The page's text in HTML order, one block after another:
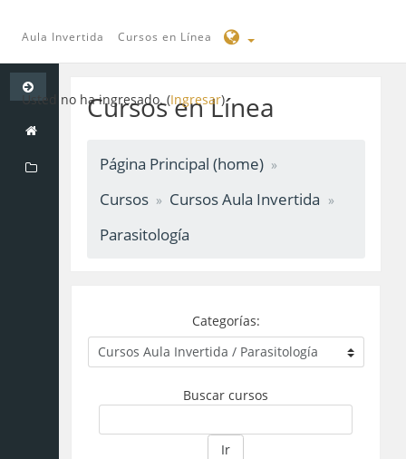
Saltar
contenido
Aula Invertida Cursos en Línea
Usted no ha ingresado. (Ingresar)
Cursos en Línea
Página Principal (home)
Cursos
Cursos Aula Invertida
Parasitología
Categorías:
Buscar cursos
Ir